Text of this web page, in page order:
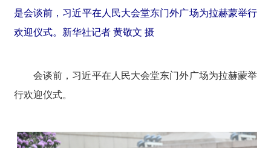
是会谈前，习近平在人民大会堂东门外广场为拉赫蒙举行
欢迎仪式。新华社记者 黄敬文 摄
会谈前，习近平在人民大会堂东门外广场为拉赫蒙举
行欢迎仪式。